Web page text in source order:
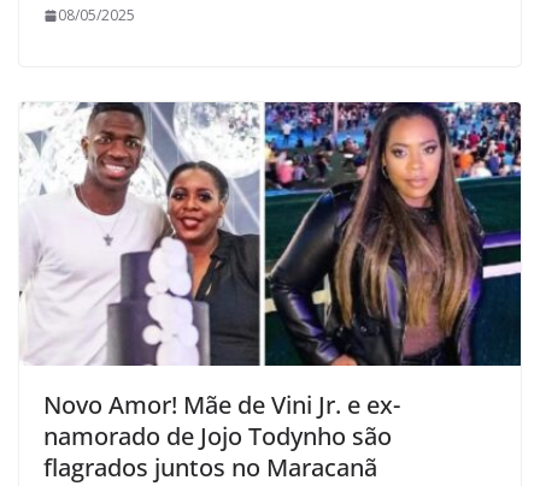
08/05/2025
Novo Amor! Mãe de Vini Jr. e ex-
namorado de Jojo Todynho são
flagrados juntos no Maracanã